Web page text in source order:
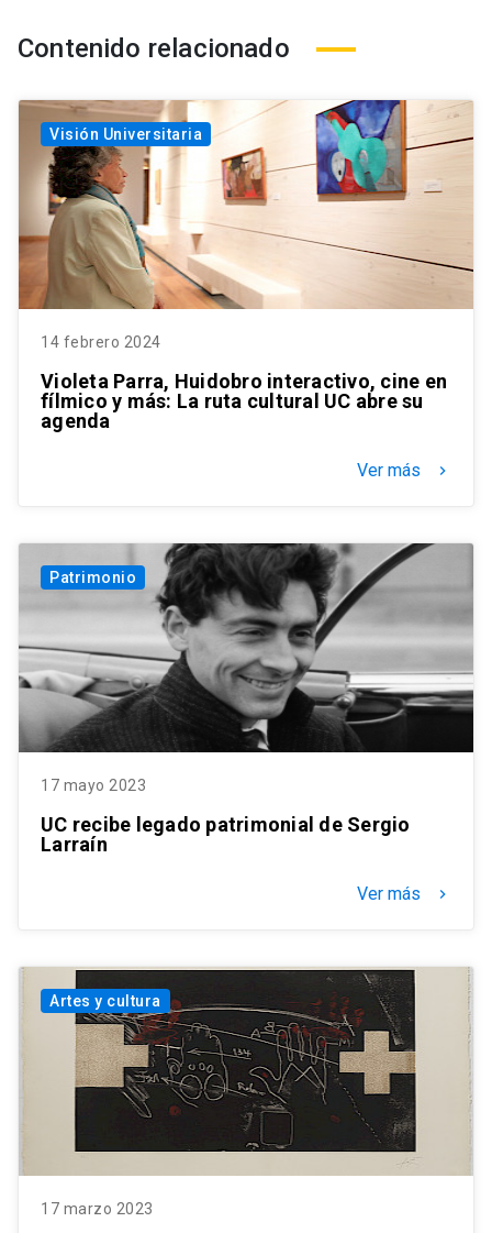
Contenido relacionado
Visión Universitaria
14 febrero 2024
Violeta Parra, Huidobro interactivo, cine en
fílmico y más: La ruta cultural UC abre su
agenda
Ver más keyboard_arrow_right
Patrimonio
17 mayo 2023
UC recibe legado patrimonial de Sergio
Larraín
Ver más keyboard_arrow_right
Artes y cultura
17 marzo 2023